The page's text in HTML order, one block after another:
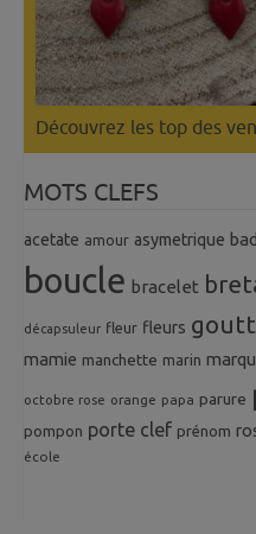
Découvrez les top des
MOTS CLEFS
acetate amour asymetrique
boucle bracelet
décapsuleur fleur fleurs
mamie manchette marin
octobre rose orange papa parure
pompon porte clef prénom
école